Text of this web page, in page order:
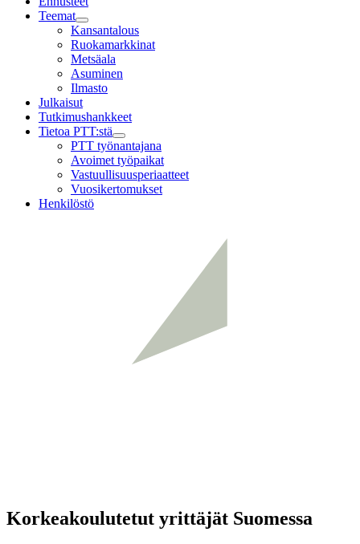
Teemat
Child
menu
Kansantalous
Ruokamarkkinat
Metsäala
Asuminen
Ilmasto
Julkaisut
Tutkimushankkeet
Tietoa PTT:stä
Child
menu
PTT työnantajana
Avoimet työpaikat
Vastuullisuusperiaatteet
Vuosikertomukset
Henkilöstö
Korkeakoulutetut yrittäjät Suomessa